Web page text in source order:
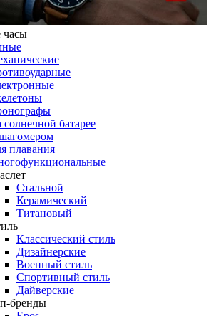
часы
батарее
плавания
Стальной
Керамический
Титановый
Классический стиль
Дизайнерские
Военный стиль
Спортивный стиль
Дайверские
бренды